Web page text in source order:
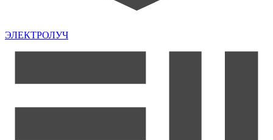
ЭЛЕКТРОЛУЧ